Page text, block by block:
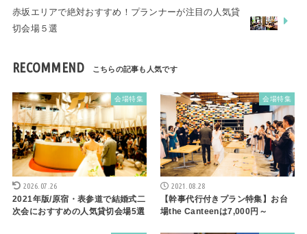
赤坂エリアで絶対おすすめ！プランナーが注目の人気貸
切会場５選
RECOMMEND
会場特集
2026.07.26
2021年版/原宿・表参道で結婚式二
次会におすすめの人気貸切会場5選
会場特集
2021.08.28
【幹事代行付きプラン特集】お台
場the Canteenは7,000円～